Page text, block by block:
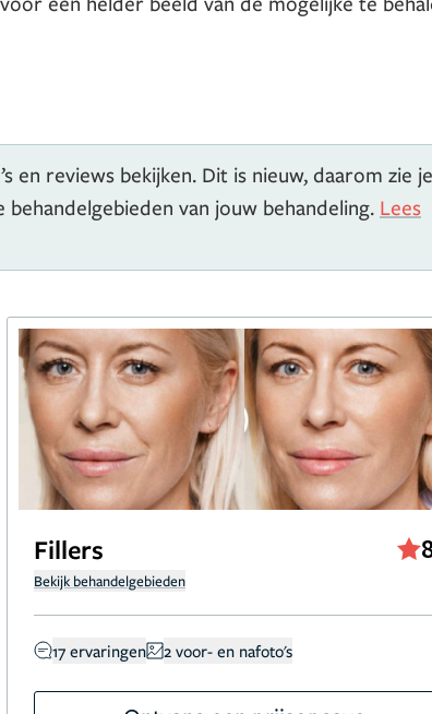
en reviews bekijken. Dit is nieuw, daarom zie je
van jouw behandeling. Lees
Fillers
Bekijk behandelgebieden
17 ervaringen 2 voor- en nafoto's